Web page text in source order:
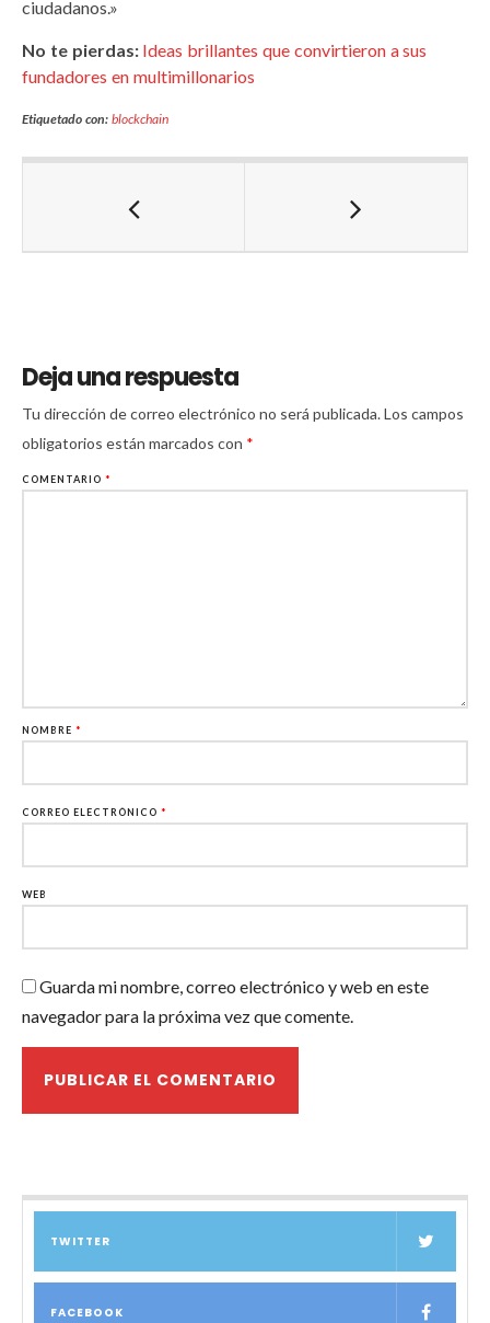
ciudadanos.»
No te pierdas: Ideas brillantes que convirtieron a sus
fundadores en multimillonarios
Etiquetado con: blockchain
Deja una respuesta
Tu dirección de correo electrónico no será publicada.Los campos
obligatorios están marcados con *
COMENTARIO *
NOMBRE *
CORREO ELECTRÓNICO *
WEB
Guarda mi nombre, correo electrónico y web en este
navegador para la próxima vez que comente.
TWITTER
FACEBOOK